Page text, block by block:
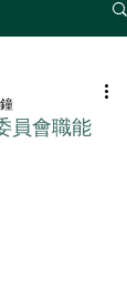
員會職能